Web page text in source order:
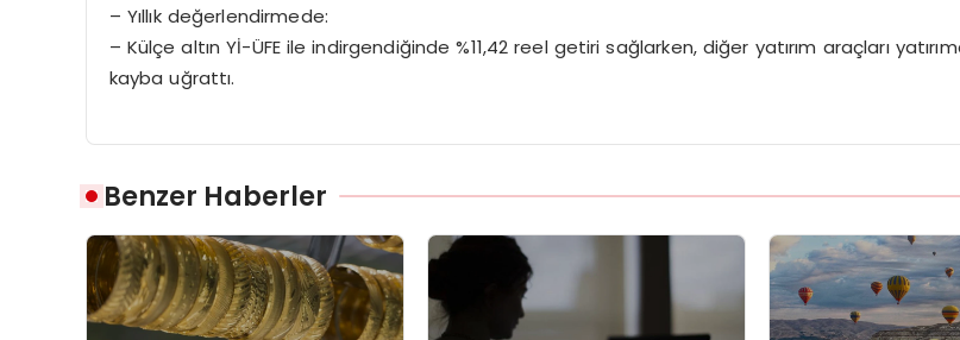
– Yıllık değerlendirmede:
– Külçe altın Yİ-ÜFE ile indirgendiğinde %11,42 reel getiri sağlarken, diğer yatırım araçları
kayba uğrattı.
Benzer Haberler